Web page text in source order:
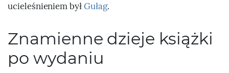
ucieleśnieniem byłGułag.
Znamienne dzieje książki
po wydaniu